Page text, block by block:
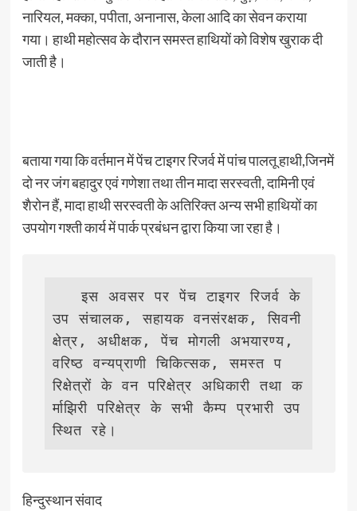
नारियल, मक्का, पपीता, अनानास, केला आदि का सेवन कराया
गया। हाथी महोत्सव के दौरान समस्त हाथियों को विशेष खुराक दी
जाती है।
बताया गया कि वर्तमान में पेंच टाइगर रिजर्व में पांच पालतू हाथी,जिनमें
दो नर जंग बहादुर एवं गणेशा तथा तीन मादा सरस्वती, दामिनी एवं
शैरोन हैं, मादा हाथी सरस्वती के अतिरिक्त अन्य सभी हाथियों का
उपयोग गश्ती कार्य में पार्क प्रबंधन द्वारा किया जा रहा है।
   इस अवसर पर पेंच टाइगर रिजर्व के
उप संचालक, सहायक वनसंरक्षक, सिवनी
क्षेत्र, अधीक्षक, पेंच मोगली अभयारण्य,
वरिष्ठ वन्यप्राणी चिकित्सक, समस्त प
रिक्षेत्रों के वन परिक्षेत्र अधिकारी तथा क
र्माझिरी परिक्षेत्र के सभी कैम्प प्रभारी उप
स्थित रहे।
हिन्दुस्थान संवाद